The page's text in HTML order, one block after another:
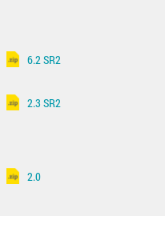
6.2 SR2
2.3 SR2
2.0